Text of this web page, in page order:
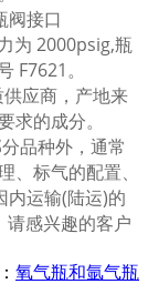
阀接口
为 2000psig,瓶
F7621。
应商，产地来
求的成分。
品种外，通常
标气的配置、
内运输(陆运)的
请感兴趣的客户
氧气瓶和氩气瓶